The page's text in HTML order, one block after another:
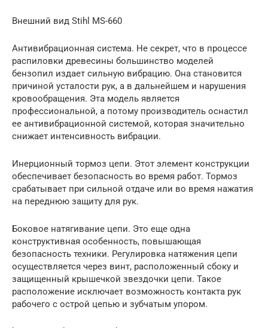
Внешний вид Stihl MS-660
Антивибрационная система. Не секрет, что в процессе
распиловки древесины большинство моделей
бензопил издает сильную вибрацию. Она становится
причиной усталости рук, а в дальнейшем и нарушения
кровообращения. Эта модель является
профессиональной, а потому производитель оснастил
ее антивибрационной системой, которая значительно
снижает интенсивность вибрации.
Инерционный тормоз цепи. Этот элемент конструкции
обеспечивает безопасность во время работ. Тормоз
срабатывает при сильной отдаче или во время нажатия
на переднюю защиту для рук.
Боковое натягивание цепи. Это еще одна
конструктивная особенность, повышающая
безопасность техники. Регулировка натяжения цепи
осуществляется через винт, расположенный сбоку и
защищенный крышечкой звездочки цепи. Такое
расположение исключает возможность контакта рук
рабочего с острой цепью и зубчатым упором.